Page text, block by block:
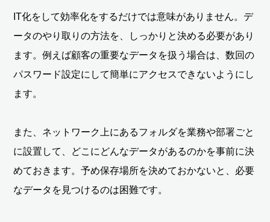
IT化をして効率化をするだけでは意味がありません。デ
ータのやり取りの方法を、しっかりと決める必要があり
ます。例えば顧客の重要なデータを扱う場合は、数回の
パスワード設定にして簡単にアクセスできないようにし
ます。
また、ネットワーク上にあるフォルダを業務や部署ごと
に設置して、どこにどんなデータがあるのかを事前に決
めておきます。予め保存場所を決めておかないと、必要
なデータを見つけるのは困難です。